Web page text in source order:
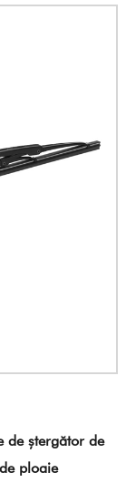
de ștergător de
ploaie